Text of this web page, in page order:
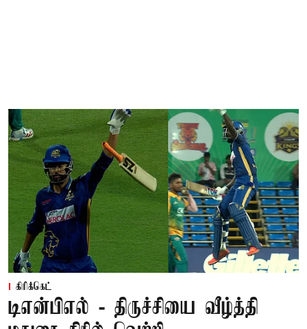
கிரிக்கெட்
டிஎன்பிஎல் - திருச்சியை வீழ்த்தி